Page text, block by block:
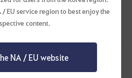
/ EU service region to best enjoy the
content.
NA / EU website
, 점령전 부속 건설 방식 제발 롤백해주세요